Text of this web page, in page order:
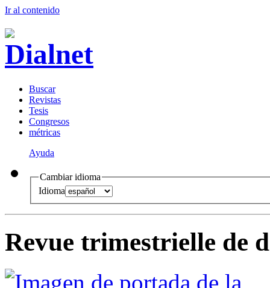
Ir al contenido
Buscar
Revistas
Tesis
Congresos
métricas
Ayuda
Cambiar idioma
Idioma
Revue trimestrielle de